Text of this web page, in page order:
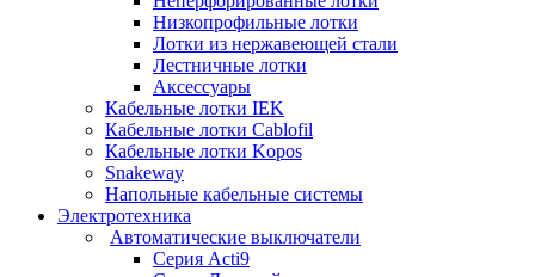
Низкопрофильные лотки
Лотки из нержавеющей стали
Лестничные лотки
Аксессуары
Кабельные лотки IEK
Кабельные лотки Cablofil
Кабельные лотки Kopos
Snakeway
Напольные кабельные системы
Электротехника
Автоматические выключатели
Серия Acti9